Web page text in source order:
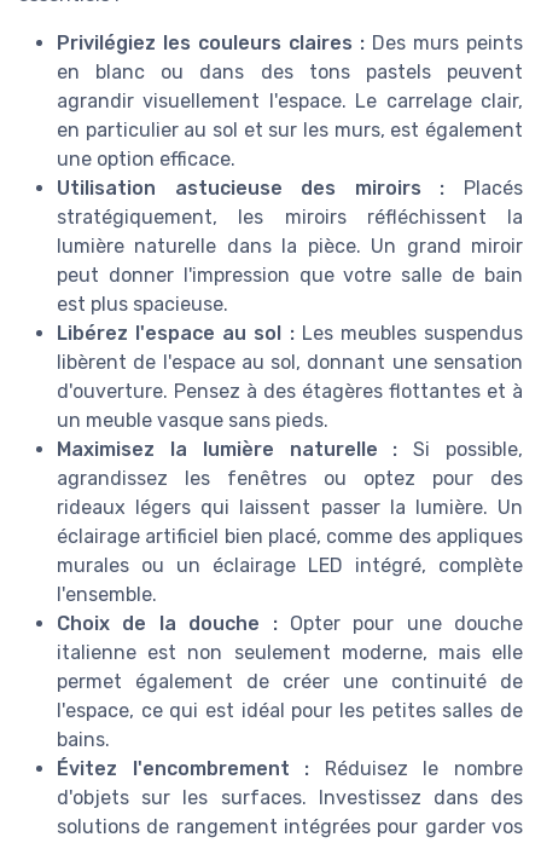
Privilégiez les couleurs claires : Des murs peints
en blanc ou dans des tons pastels peuvent
agrandir visuellement l'espace. Le carrelage clair,
en particulier au sol et sur les murs, est également
une option efficace.
Utilisation astucieuse des miroirs : Placés
stratégiquement, les miroirs réfléchissent la
lumière naturelle dans la pièce. Un grand miroir
peut donner l'impression que votre salle de bain
est plus spacieuse.
Libérez l'espace au sol :Les meubles suspendus
libèrent de l'espace au sol, donnant une sensation
d'ouverture. Pensez à des étagères flottantes et à
un meuble vasque sans pieds.
Maximisez la lumière naturelle : Si possible,
agrandissez les fenêtres ou optez pour des
rideaux légers qui laissent passer la lumière. Un
éclairage artificiel bien placé, comme des appliques
murales ou un éclairage LED intégré, complète
l'ensemble.
Choix de la douche :Opter pour une douche
italienne est non seulement moderne, mais elle
permet également de créer une continuité de
l'espace, ce qui est idéal pour les petites salles de
bains.
Évitez l'encombrement : Réduisez le nombre
d'objets sur les surfaces. Investissez dans des
solutions de rangement intégrées pour garder vos